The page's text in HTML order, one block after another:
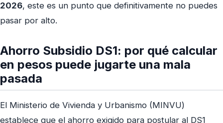
2026, este es un punto que definitivamente no puedes
pasar por alto.
Ahorro Subsidio DS1: por qué calcular
en pesos puede jugarte una mala
pasada
El Ministerio de Vivienda y Urbanismo (MINVU)
establece que el ahorro exigido para postular al DS1